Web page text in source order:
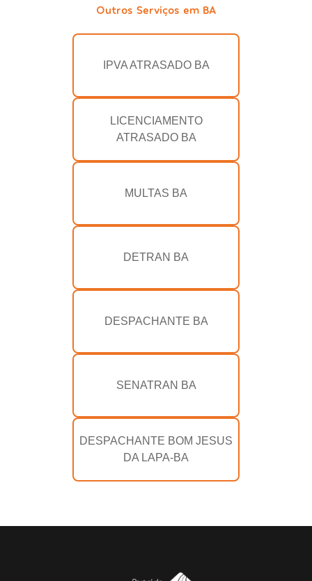
Outros Serviços em BA
IPVA ATRASADO BA
LICENCIAMENTO
ATRASADO BA
MULTAS BA
DETRAN BA
DESPACHANTE BA
SENATRAN BA
DESPACHANTE BOM JESUS
DA LAPA-BA